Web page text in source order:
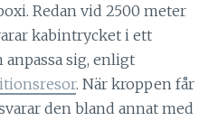
Redan vid 2500 meter
kabintrycket i ett
sig, enligt
. När kroppen får
den bland annat med